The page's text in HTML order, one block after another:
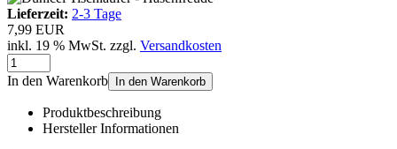
Lieferzeit: 2-3 Tage
7,99 EUR
inkl. 19 % MwSt. zzgl. Versandkosten
In den Warenkorb In den Warenkorb
Produktbeschreibung
Hersteller Informationen